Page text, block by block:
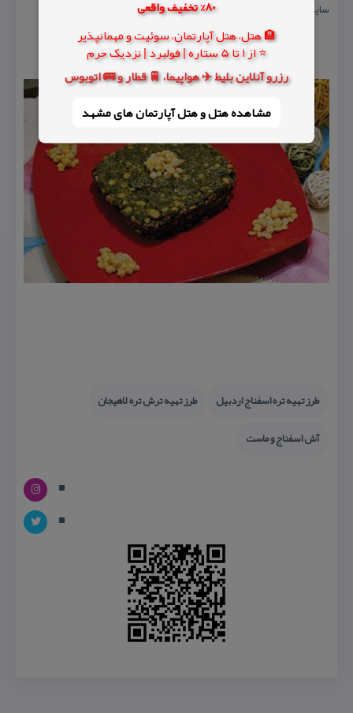
80% تخفیف واقعی
🏨 هتل، هتل آپارتمان، سوئیت و مهمانپذیر
⭐ از 1 تا 5 ستاره | فولبرد | نزدیک حرم
رزرو آنلاین بلیط ✈️ هواپیما، 🚆 قطار و 🚌 اتوبوس
مشاهده هتل و هتل‌ آپارتمان های مشهد
سایرین دقت بیشتری را منظور كنند.
طرز تهیه تره اسفناج اردبیل
طرز تهیه ترش تره لاهیجان
آش اسفناج و ماست